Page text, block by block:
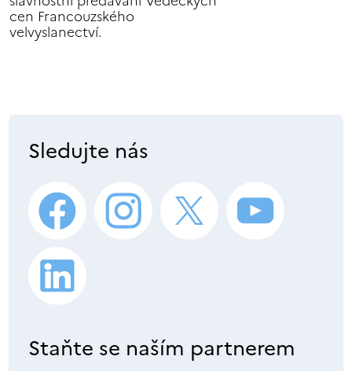
cen Francouzského
velvyslanectví.
Sledujte nás
Staňte se naším partnerem